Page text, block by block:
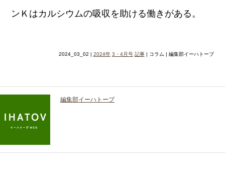
ンＫはカルシウムの吸収を助ける働きがある。
2024_03_02 | 2024年 3・4月号 記事| コラム | 編集部イーハトーブ
編集部イーハトーブ